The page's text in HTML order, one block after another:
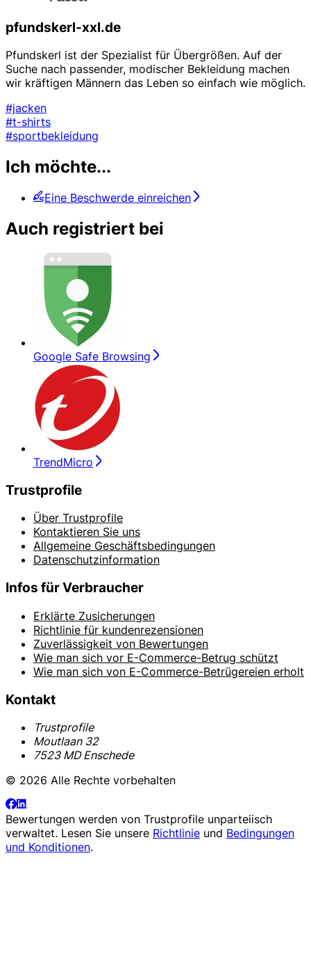
pfundskerl-xxl.de
Pfundskerl ist der Spezialist für Übergrößen. Auf der
Suche nach passender, modischer Bekleidung machen
wir kräftigen Männern das Leben so einfach wie möglich.
#jacken
#t-shirts
#sportbekleidung
Ich möchte...
Eine Beschwerde einreichen
Auch registriert bei
Google Safe Browsing
TrendMicro
Trustprofile
Über Trustprofile
Kontaktieren Sie uns
Allgemeine Geschäftsbedingungen
Datenschutzinformation
Infos für Verbraucher
Erklärte Zusicherungen
Richtlinie für kundenrezensionen
Zuverlässigkeit von Bewertungen
Wie man sich vor E-Commerce-Betrug schützt
Wie man sich von E-Commerce-Betrügereien erholt
Kontakt
Trustprofile
Moutlaan 32
7523 MD Enschede
© 2026 Alle Rechte vorbehalten
Bewertungen werden von Trustprofile unparteiisch
verwaltet. Lesen Sie unsere Richtlinie und Bedingungen
und Konditionen.